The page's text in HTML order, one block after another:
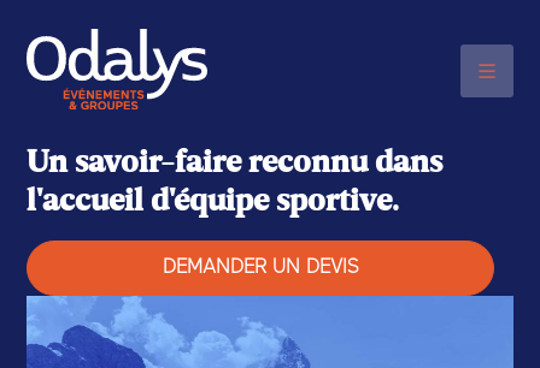
Un savoir-faire reconnu dans
l'accueil d'équipe sportive.
DEMANDER UN DEVIS
NOUS CONTACTER PAR TÉLÉPHONE
06 48 20 03 17